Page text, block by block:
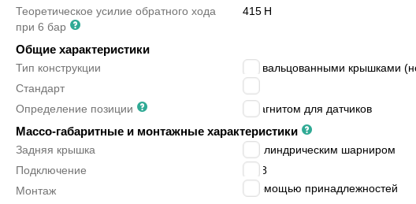
Теоретическое усилие обратного хода
при 6 бар
415 Н
Общие характеристики
Тип конструкции
с завальцованными крышками
Стандарт
Определение позиции
с магнитом для датчиков
Массо-габаритные и монтажные характеристики
Задняя крышка
с цилиндрическим шарниром
Подключение
G1/8
Монтаж
с помощью принадлежностей